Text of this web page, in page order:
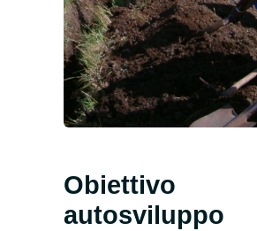
Obiettivo
autosviluppo